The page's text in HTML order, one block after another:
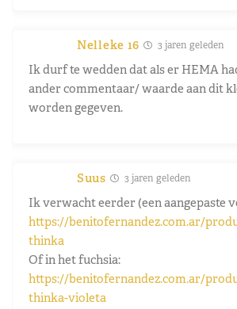
Nelleke 16 3 jaren geleden
Ik durf te wedden dat als er HEMA
ander commentaar/ waarde aan dit
worden gegeven.
Suus 3 jaren geleden
Ik verwacht eerder (een aangepaste
https://benitofernandez.com.ar/
thinka
Of in het fuchsia:
https://benitofernandez.com.ar/
thinka-violeta